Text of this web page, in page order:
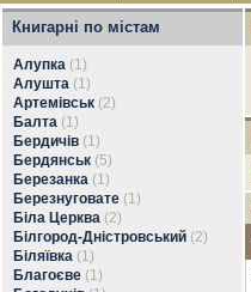
Книгарні по містам
Алупка (1)
Алушта (1)
Артемівськ (2)
Балта (1)
Бердичів (1)
Бердянськ (5)
Березанка (1)
Березнуговате (1)
Біла Церква (2)
Білгород-Дністровський (2)
Біляївка (1)
Благоєве (1)